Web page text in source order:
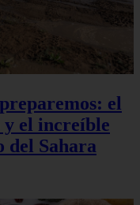
el
el increíble
del Sahara